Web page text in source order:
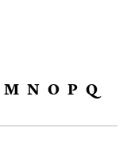
M N O P Q